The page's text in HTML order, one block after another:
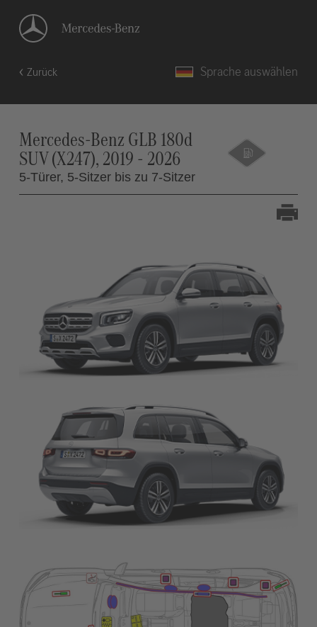
Zurück Sprache auswählen
Mercedes-Benz GLB 180d
SUV (X247), 2019 - 2026
5-Türer, 5-Sitzer bis zu 7-Sitzer